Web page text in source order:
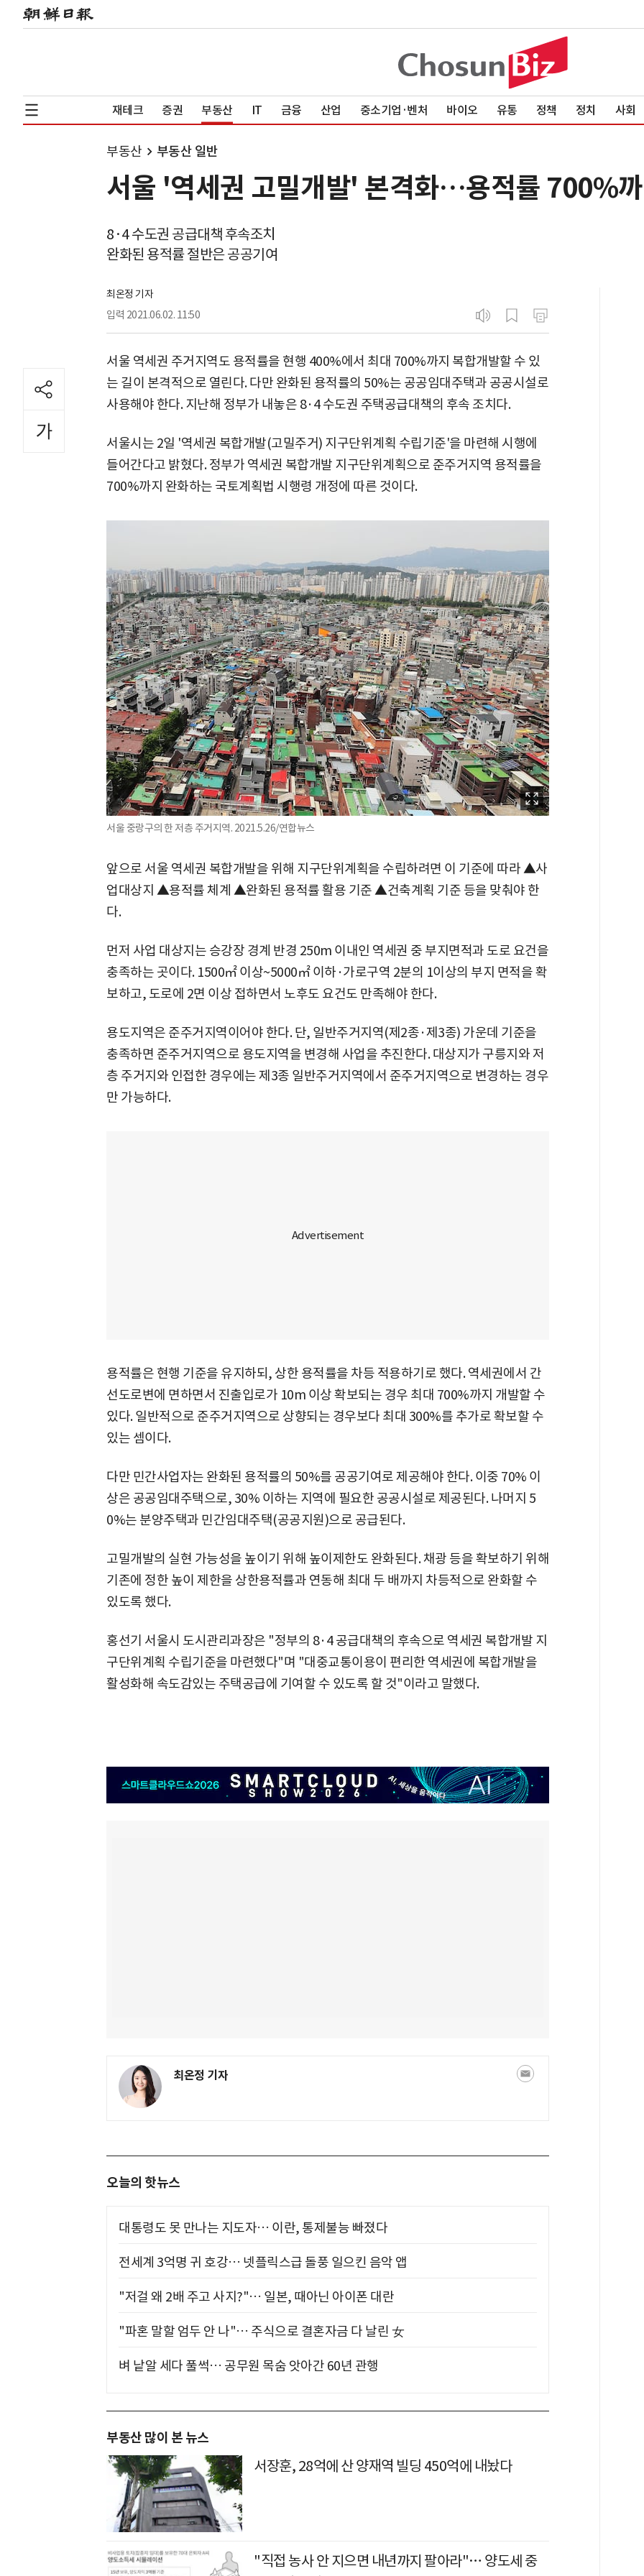
재테크 증권 부동산 IT 금융 산업 중소기업·벤처 바이오 유통 정책 정치 사회
부동산 부동산 일반
서울 '역세권 고밀개발' 본격화…용적률 700%
8·4 수도권 공급대책 후속조치
완화된 용적률 절반은 공공기여
최온정 기자
입력 2021.06.02. 11:50
서울 역세권 주거지역도 용적률을 현행 400%에서 최대 700%까지 복합개발할 수 있
는 길이 본격적으로 열린다. 다만 완화된 용적률의 50%는 공공임대주택과 공공시설로
사용해야 한다. 지난해 정부가 내놓은 8·4 수도권 주택공급대책의 후속 조치다.
서울시는 2일 '역세권 복합개발(고밀주거) 지구단위계획 수립기준'을 마련해 시행에
들어간다고 밝혔다. 정부가 역세권 복합개발 지구단위계획으로 준주거지역 용적률을
700%까지 완화하는 국토계획법 시행령 개정에 따른 것이다.
서울 중랑구의 한 저층 주거지역. 2021.5.26/연합뉴스
앞으로 서울 역세권 복합개발을 위해 지구단위계획을 수립하려면 이 기준에 따라 ▲사
업대상지 ▲용적률 체계 ▲완화된 용적률 활용 기준 ▲건축계획 기준 등을 맞춰야 한
다.
먼저 사업 대상지는 승강장 경계 반경 250m 이내인 역세권 중 부지면적과 도로 요건을
충족하는 곳이다. 1500㎡ 이상~5000㎡ 이하·가로구역 2분의 1이상의 부지 면적을 확
보하고, 도로에 2면 이상 접하면서 노후도 요건도 만족해야 한다.
용도지역은 준주거지역이어야 한다. 단, 일반주거지역(제2종·제3종) 가운데 기준을
충족하면 준주거지역으로 용도지역을 변경해 사업을 추진한다. 대상지가 구릉지와 저
층 주거지와 인접한 경우에는 제3종 일반주거지역에서 준주거지역으로 변경하는 경우
만 가능하다.
용적률은 현행 기준을 유지하되, 상한 용적률을 차등 적용하기로 했다. 역세권에서 간
선도로변에 면하면서 진출입로가 10m 이상 확보되는 경우 최대 700%까지 개발할 수
있다. 일반적으로 준주거지역으로 상향되는 경우보다 최대 300%를 추가로 확보할 수
있는 셈이다.
다만 민간사업자는 완화된 용적률의 50%를 공공기여로 제공해야 한다. 이중 70% 이
상은 공공임대주택으로, 30% 이하는 지역에 필요한 공공시설로 제공된다. 나머지 5
0%는 분양주택과 민간임대주택(공공지원)으로 공급된다.
고밀개발의 실현 가능성을 높이기 위해 높이제한도 완화된다. 채광 등을 확보하기 위해
기존에 정한 높이 제한을 상한용적률과 연동해 최대 두 배까지 차등적으로 완화할 수
있도록 했다.
홍선기 서울시 도시관리과장은 "정부의 8·4 공급대책의 후속으로 역세권 복합개발 지
구단위계획 수립기준을 마련했다"며 "대중교통이용이 편리한 역세권에 복합개발을
활성화해 속도감있는 주택공급에 기여할 수 있도록 할 것"이라고 말했다.
최온정 기자
오늘의 핫뉴스
대통령도 못 만나는 지도자… 이란, 통제불능 빠졌다
전세계 3억명 귀 호강… 넷플릭스급 돌풍 일으킨 음악 앱
"저걸 왜 2배 주고 사지?"… 일본, 때아닌 아이폰 대란
"파혼 말할 엄두 안 나"… 주식으로 결혼자금 다 날린 女
벼 낱알 세다 풀썩… 공무원 목숨 앗아간 60년 관행
부동산 많이 본 뉴스
서장훈, 28억에 산 양재역 빌딩 450억에 내놨다
"직접 농사 안 지으면 내년까지 팔아라"… 양도세 중